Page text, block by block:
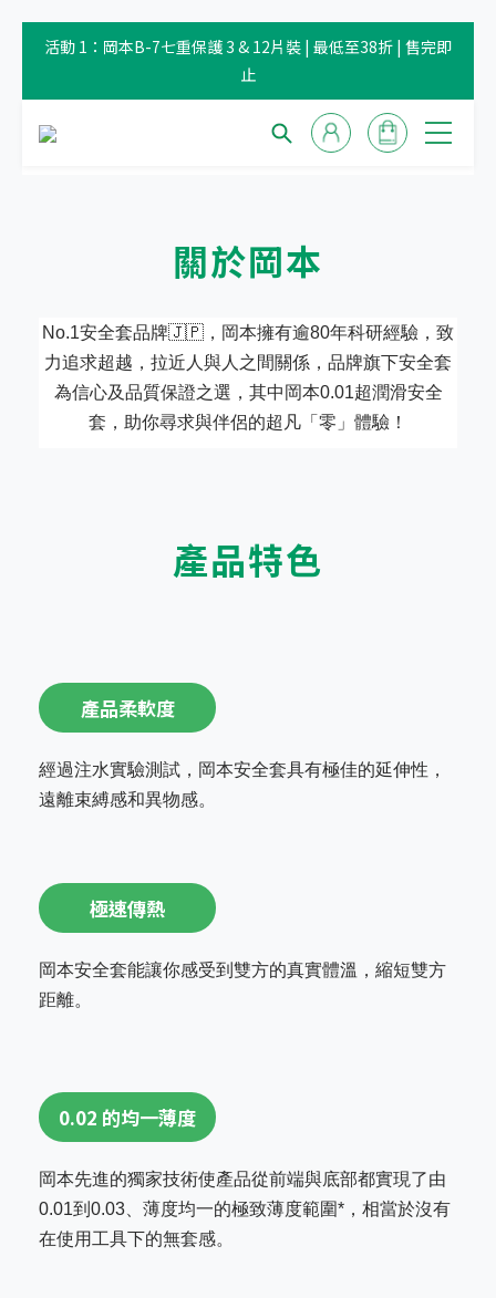
活動 1：岡本B-7七重保護 3 & 12片裝 | 最低至38折 | 售完即
止
關於岡本
No.1安全套品牌🇯🇵，岡本擁有逾80年科研經驗，致
力追求超越，拉近人與人之間關係，品牌旗下安全套
為信心及品質保證之選，其中岡本0.01超潤滑安全
套，助你尋求與伴侶的超凡「零」體驗！
產品特色
產品柔軟度
經過注水實驗測試，岡本安全套具有極佳的延伸性，
遠離束縛感和異物感。
極速傳熱
岡本安全套能讓你感受到雙方的真實體溫，縮短雙方
距離。
0.02 的均一薄度
岡本先進的獨家技術使產品從前端與底部都實現了由
0.01到0.03、薄度均一的極致薄度範圍*，相當於沒有
在使用工具下的無套感。